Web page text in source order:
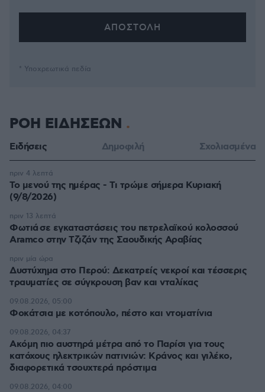
* Υποχρεωτικά πεδία
ΡΟΗ ΕΙΔΗΣΕΩΝ
Ειδήσεις Δημοφιλή Σχολιασμένα
Το μενού της ημέρας - Τι τρώμε σήμερα Κυριακή
(9/8/2026)
πριν 4 λεπτά
Φωτιά σε εγκαταστάσεις του πετρελαϊκού κολοσσού
Aramco στην Τζιζάν της Σαουδικής Αραβίας
πριν 13 λεπτά
Δυστύχημα στο Περού: Δεκατρείς νεκροί και τέσσερις
τραυματίες σε σύγκρουση βαν και νταλίκας
πριν μία ώρα
Φοκάτσια με κοτόπουλο, πέστο και ντοματίνια
09.08.2026, 05:00
Ακόμη πιο αυστηρά μέτρα από το Παρίσι για τους
κατόχους ηλεκτρικών πατινιών: Κράνος και γιλέκο,
διαφορετικά τσουχτερά πρόστιμα
09.08.2026, 04:37
09.08.2026, 04:00